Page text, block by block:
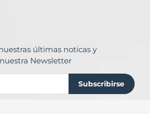
últimas noticas y
Newsletter
Subscribirse